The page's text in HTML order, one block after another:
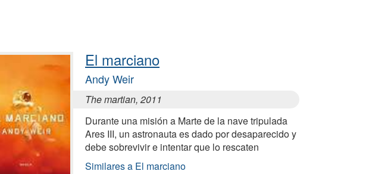
El marciano
Andy Weir
The martian, 2011
Durante una misión a Marte de la nave tripulada
Ares III, un astronauta es dado por desaparecido y
debe sobrevivir e intentar que lo rescaten
Similares a El marciano